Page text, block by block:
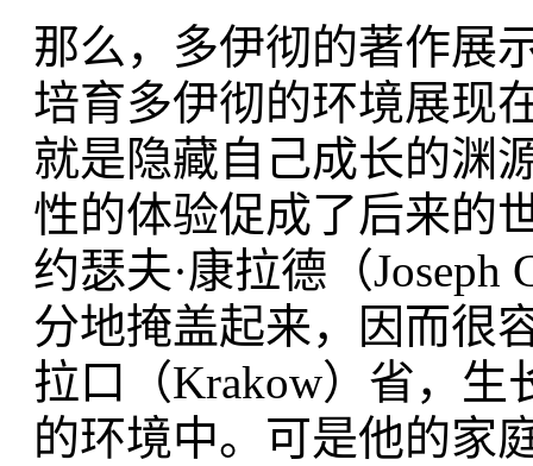
那么，多伊彻的著作展
培育多伊彻的环境展现
就是隐藏自己成长的渊
性的体验促成了后来的
约瑟夫·康拉德（
分地掩盖起来，因而很
拉口（Krakow）省，生
的环境中。可是他的家